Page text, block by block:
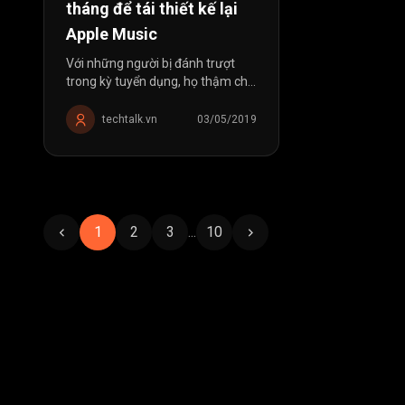
tháng để tái thiết kế lại
Apple Music
Với những người bị đánh trượt
trong kỳ tuyển dụng, họ thậm chí
Jason Yuan lại khác. Thật khó để
“nuốt” nổi thư từ chối từ nhà
tuyển dụng,...
techtalk.vn 03/05/2019
1 2 3 10